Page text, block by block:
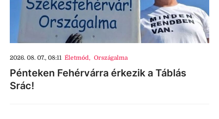
2026. 08. 07., 08:11 Életmód, Országalma
Pénteken Fehérvárra érkezik a Táblás
Srác!